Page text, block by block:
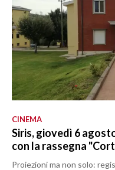
CINEMA
Siris, giovedì 6
con la rassegna
Proiezioni ma non solo: